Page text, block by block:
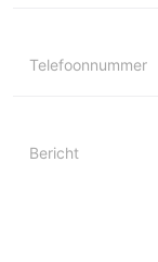
Telefoonnummer
Bericht